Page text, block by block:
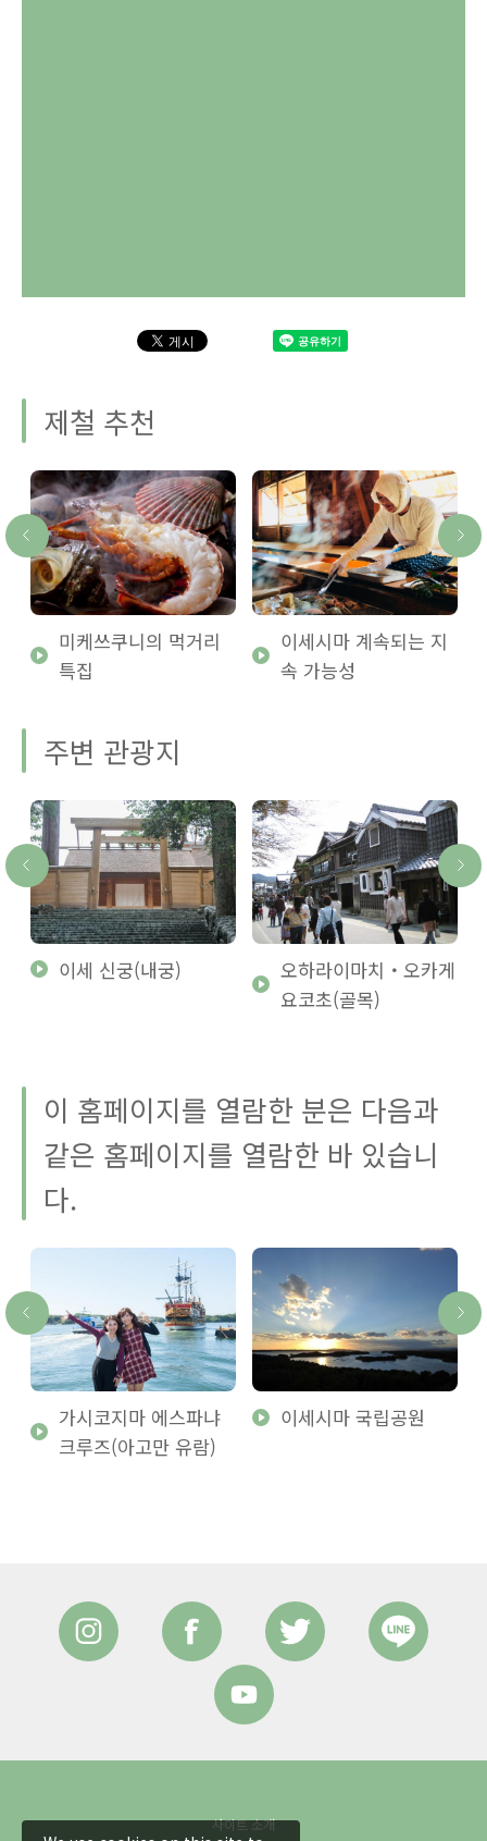
제철 추천
미케쓰쿠니의 먹거리
특집
이세시마 계속되는 지
속 가능성
주변 관광지
이세 신궁(내궁)
오하라이마치・오카게
요코초(골목)
이 홈페이지를 열람한 분은 다음과
같은 홈페이지를 열람한 바 있습니
다.
가시코지마 에스파냐
크루즈(아고만 유람)
이세시마 국립공원
사이트 소개